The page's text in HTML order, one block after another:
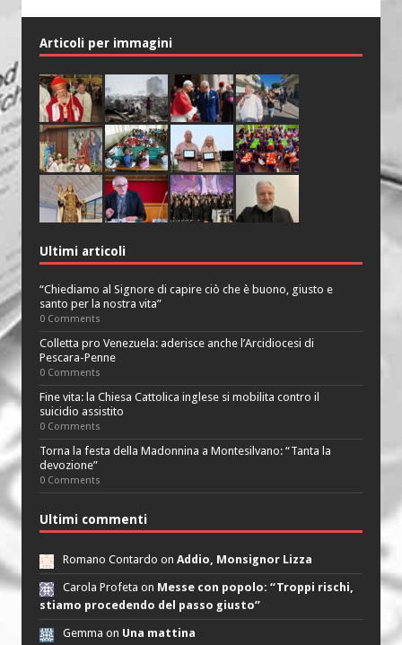
Articoli per immagini
Ultimi articoli
“Chiediamo al Signore di capire ciò che è buono, giusto e
santo per la nostra vita”
0 Comments
Colletta pro Venezuela: aderisce anche l’Arcidiocesi di
Pescara-Penne
0 Comments
Fine vita: la Chiesa Cattolica inglese si mobilita contro il
suicidio assistito
0 Comments
Torna la festa della Madonnina a Montesilvano: “Tanta la
devozione”
0 Comments
Ultimi commenti
Romano Contardo on Addio, Monsignor Lizza
Carola Profeta on Messe con popolo: “Troppi rischi,
stiamo procedendo del passo giusto”
Gemma on Una mattina